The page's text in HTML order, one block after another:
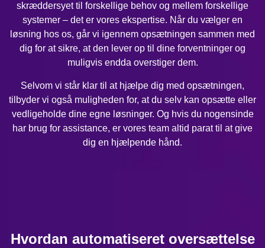
skræddersyet til forskellige behov og mellem forskellige
systemer – det er vores ekspertise. Når du vælger en
løsning hos os, går vi igennem opsætningen sammen med
dig for at sikre, at den lever op til dine forventninger og
muligvis endda overstiger dem.
Selvom vi står klar til at hjælpe dig med opsætningen,
tilbyder vi også muligheden for, at du selv kan opsætte eller
vedligeholde dine egne løsninger. Og hvis du nogensinde
har brug for assistance, er vores team altid parat til at give
dig en hjælpende hånd.
Hvordan automatiseret oversættelse